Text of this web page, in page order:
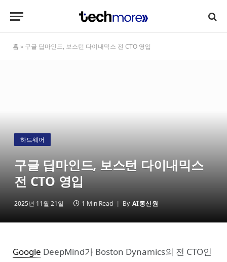
홈 » 구글 딥마인드, 보스턴 다이내믹스 전 CTO 영입
하드웨어
구글 딥마인드, 보스턴 다이내믹스
전 CTO 영입
2025년 11월 21일 1 Min Read By AI통신원
Google DeepMind가 Boston Dynamics의 전 CTO인